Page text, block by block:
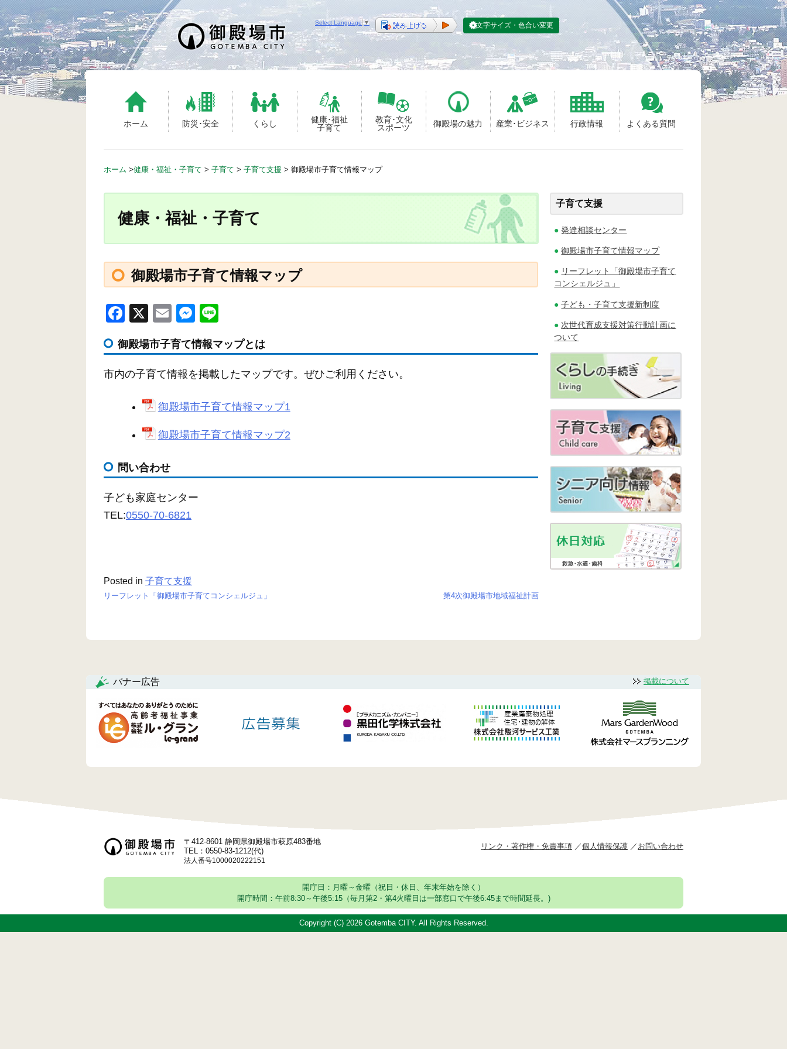
S
k
i
p
t
o
c
ホーム 防災･安全 くらし
健康･福祉
子育て
教育･文化
スポーツ
御殿場の魅力 産業･ビジネス 行政情報 よくある質問
Select Language ▼ 文字サイズ・色合い変更
ホーム >健康・福祉・子育て > 子育て > 子育て支援 > 御殿場市子育て情報マップ
健康・福祉・子育て
御殿場市子育て情報マップ
F
c
e
o
k
X
E
ail
M
ss
e
g
er
e
御殿場市子育て情報マップとは
市内の子育て情報を掲載したマップです。ぜひご利用ください。
御殿場市子育て情報マップ1
御殿場市子育て情報マップ2
問い合わせ
子ども家庭センター
TEL:0550-70-6821
Posted in 子育て支援
ー
シ
ョ
リーフレット「御殿場市子育てコンシェルジュ」 第4次御殿場市地域福祉計画
子育て支援
発達相談センター
御殿場市子育て情報マップ
リーフレット「御殿場市子育て
コンシェルジュ」
子ども・子育て支援新制度
次世代育成支援対策行動計画に
ついて
バナー広告 掲載について
〒412-8601 静岡県御殿場市萩原483番地
TEL：0550-83-1212(代)
法人番号1000020222151
リンク・著作権・免責事項 個人情報保護 お問い合わせ
開庁日：月曜～金曜（祝日・休日、年末年始を除く）
開庁時間：午前8:30～午後5:15（毎月第2・第4火曜日は一部窓口で午後6:45まで時間延長。)
Copyright (C) 2026 Gotemba CITY. All Rights Reserved.